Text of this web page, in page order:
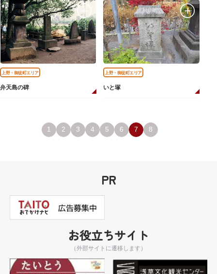
上野・御徒町エリア
弁天島の碑
上野・御徒町エリア
いと塚
1 2 3 4 5 6 7 8
PR
お役立ちサイト
（外部サイトに遷移します）